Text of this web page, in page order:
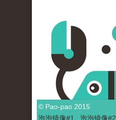
© Pao-pao 2015
泡泡镜像#1 泡泡镜像#2